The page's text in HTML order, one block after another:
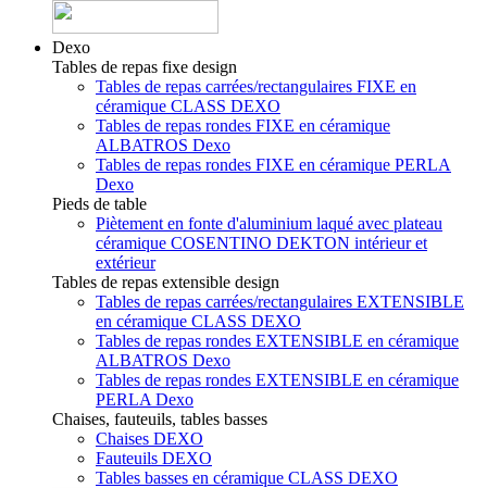
Dexo
Tables de repas fixe design
Tables de repas carrées/rectangulaires FIXE en
céramique CLASS DEXO
Tables de repas rondes FIXE en céramique
ALBATROS Dexo
Tables de repas rondes FIXE en céramique PERLA
Dexo
Pieds de table
Piètement en fonte d'aluminium laqué avec plateau
céramique COSENTINO DEKTON intérieur et
extérieur
Tables de repas extensible design
Tables de repas carrées/rectangulaires EXTENSIBLE
en céramique CLASS DEXO
Tables de repas rondes EXTENSIBLE en céramique
ALBATROS Dexo
Tables de repas rondes EXTENSIBLE en céramique
PERLA Dexo
Chaises, fauteuils, tables basses
Chaises DEXO
Fauteuils DEXO
Tables basses en céramique CLASS DEXO